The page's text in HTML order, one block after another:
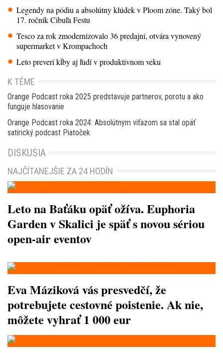
Legendy na pódiu a absolútny klúdek v Ploom zóne. Taký bol
17. ročník Cibuľa Festu
Tesco za rok zmodernizovalo 36 predajní, otvára vynovený
supermarket v Krompachoch
Leto preverí kĺby aj ľudí v produktívnom veku
K TÉME
Orange Podcast roka 2025 predstavuje partnerov, porotu a ako
funguje hlasovanie
Orange Podcast roka 2024: Absolútnym víťazom sa stal opäť
satirický podcast Piatoček
DISKUSIA
NAJČÍTANEJŠIE ZA 24 HODÍN
Leto na Baťáku opäť ožíva. Euphoria
Garden v Skalici je späť s novou sériou
open-air eventov
Eva Máziková vás presvedčí, že
potrebujete cestovné poistenie. Ak nie,
môžete vyhrať 1 000 eur